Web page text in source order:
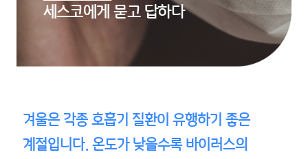
세스코에게 묻고 답하다
겨울은 각종 호흡기 질환이 유행하기 좋은
계절입니다. 온도가 낮을수록 바이러스의